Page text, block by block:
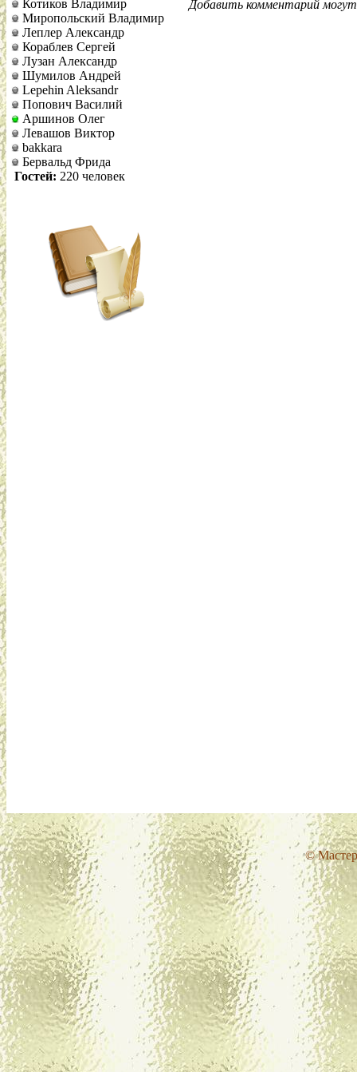
Котиков Владимир
Миропольский Владимир
Леплер Александр
Кораблев Сергей
Лузан Александр
Шумилов Андрей
Lepehin Aleksandr
Попович Василий
Аршинов Олег
Левашов Виктор
bakkara
Бервальд Фрида
Гостей: 220 человек
Добавить комментарий
©